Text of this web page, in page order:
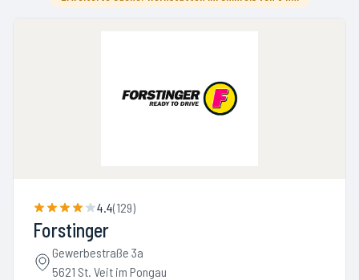
4.4(129)
Forstinger
Gewerbestraße 3a
5621 St. Veit im Pongau